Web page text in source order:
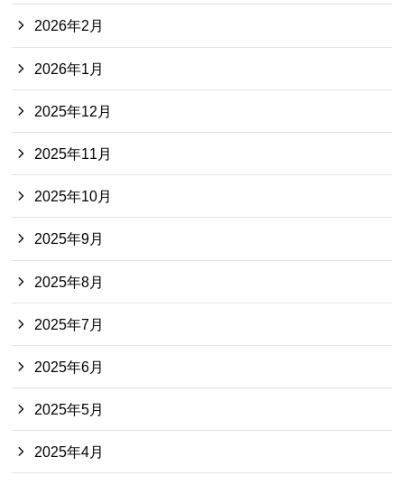
2026年2月
2026年1月
2025年12月
2025年11月
2025年10月
2025年9月
2025年8月
2025年7月
2025年6月
2025年5月
2025年4月